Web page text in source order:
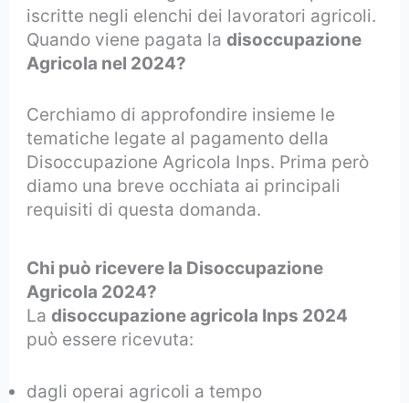
iscritte negli elenchi dei lavoratori agricoli.
Quando viene pagata ladisoccupazione
Agricola nel 2024?
Cerchiamo di approfondire insieme le
tematiche legate al pagamento della
Disoccupazione Agricola Inps. Prima però
diamo una breve occhiata ai principali
requisiti di questa domanda.
Chi può ricevere la Disoccupazione
Agricola 2024?
Ladisoccupazione agricola Inps 2024
può essere ricevuta:
dagli operai agricoli a tempo